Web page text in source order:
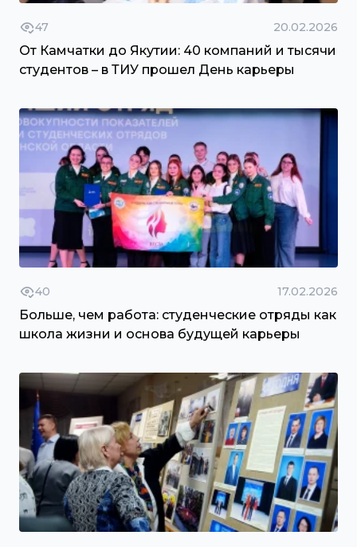
47 20.02.2026
От Камчатки до Якутии: 40 компаний и тысячи
студентов – в ТИУ прошел День карьеры
40 17.02.2026
Больше, чем работа: студенческие отряды как
школа жизни и основа будущей карьеры